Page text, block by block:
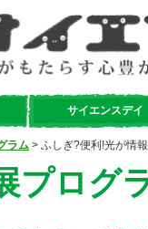
サイエンスデイ
ラム > ふしぎ?便利!光が情
プログ